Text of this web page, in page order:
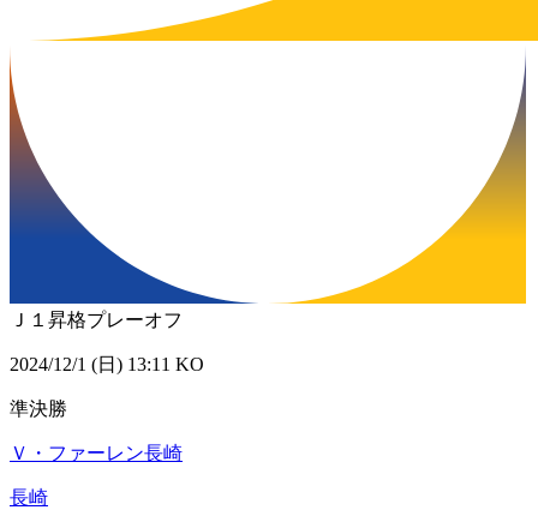
Ｊ１昇格プレーオフ
2024/12/1 (日) 13:11 KO
準決勝
Ｖ・ファーレン長崎
長崎